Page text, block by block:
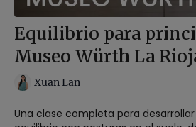
Equilibrio para
Museo Würth La
Xuan Lan
Una clase completa para